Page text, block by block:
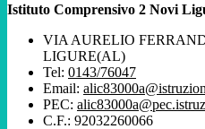
Istituto Comprensivo 2 Novi
VIA AURELIO
LIGURE(AL)
Tel: 0143/76047
Email:
PEC:
C.F.: 92032260066